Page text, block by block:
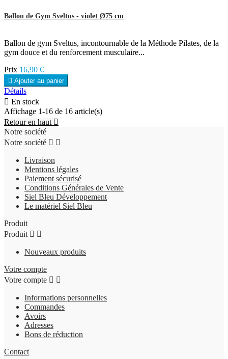
Ballon de Gym Sveltus - violet Ø75 cm
Ballon de gym Sveltus, incontournable de la Méthode Pilates, de la
gym douce et du renforcement musculaire...
Prix 16,90 €
 Ajouter au panier
Détails
 En stock
Affichage 1-16 de 16 article(s)
Retour en haut 
Notre société
Notre société  
Livraison
Mentions légales
Paiement sécurisé
Conditions Générales de Vente
Siel Bleu Développement
Le matériel Siel Bleu
Produit
Produit  
Nouveaux produits
Votre compte
Votre compte  
Informations personnelles
Commandes
Avoirs
Adresses
Bons de réduction
Contact